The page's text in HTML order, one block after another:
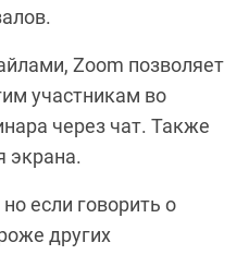
Zoom позволяет
участникам во
через чат. Также
экрана.
если говорить о
других